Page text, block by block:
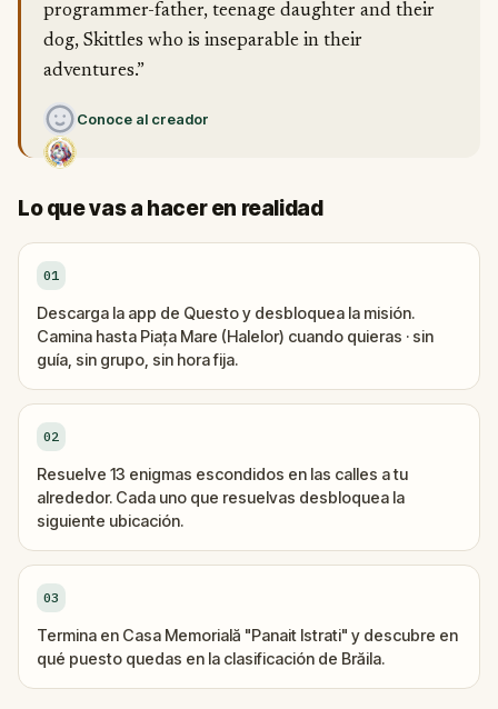
programmer-father, teenage daughter and their
dog, Skittles who is inseparable in their
adventures.”
Conoce al creador
Lo que vas a hacer en realidad
01
Descarga la app de Questo y desbloquea la misión.
Camina hasta Piața Mare (Halelor) cuando quieras · sin
guía, sin grupo, sin hora fija.
02
Resuelve 13 enigmas escondidos en las calles a tu
alrededor. Cada uno que resuelvas desbloquea la
siguiente ubicación.
03
Termina en Casa Memorială "Panait Istrati" y descubre en
qué puesto quedas en la clasificación de Brăila.